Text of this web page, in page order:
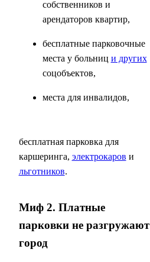
собственников и
арендаторов квартир,
бесплатные парковочные
места у больниц и других
соцобъектов,
места для инвалидов,
бесплатная парковка для
каршеринга, электрокаров и
льготников.
Миф 2. Платные
парковки не разгружают
город